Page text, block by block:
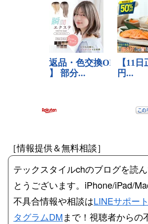
［情報提供＆無料相談］
テックスタイルchのブログを読
とうございます。iPhone/iPad/
不具合情報や相談はLINEサポート
タグラムDMまで！視聴者からの